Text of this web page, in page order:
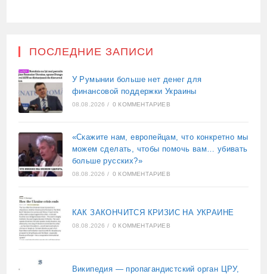
ПОСЛЕДНИЕ ЗАПИСИ
У Румынии больше нет денег для
финансовой поддержки Украины
08.08.2026 / 0 КОММЕНТАРИЕВ
«Скажите нам, европейцам, что конкретно мы
можем сделать, чтобы помочь вам… убивать
больше русских?»
08.08.2026 / 0 КОММЕНТАРИЕВ
КАК ЗАКОНЧИТСЯ КРИЗИС НА УКРАИНЕ
08.08.2026 / 0 КОММЕНТАРИЕВ
Википедия — пропагандистский орган ЦРУ,